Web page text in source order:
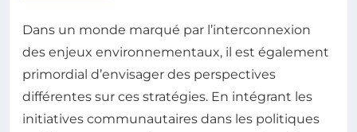
Dans un monde marqué par l’interconnexion
des enjeux environnementaux, il est également
primordial d’envisager des perspectives
différentes sur ces stratégies. En intégrant les
initiatives communautaires dans les politiques